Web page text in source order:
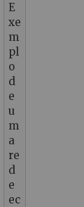
E
xe
m
pl
o
d
e
u
m
a
re
d
e
ec